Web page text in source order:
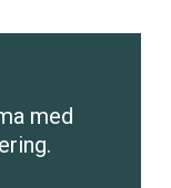
med